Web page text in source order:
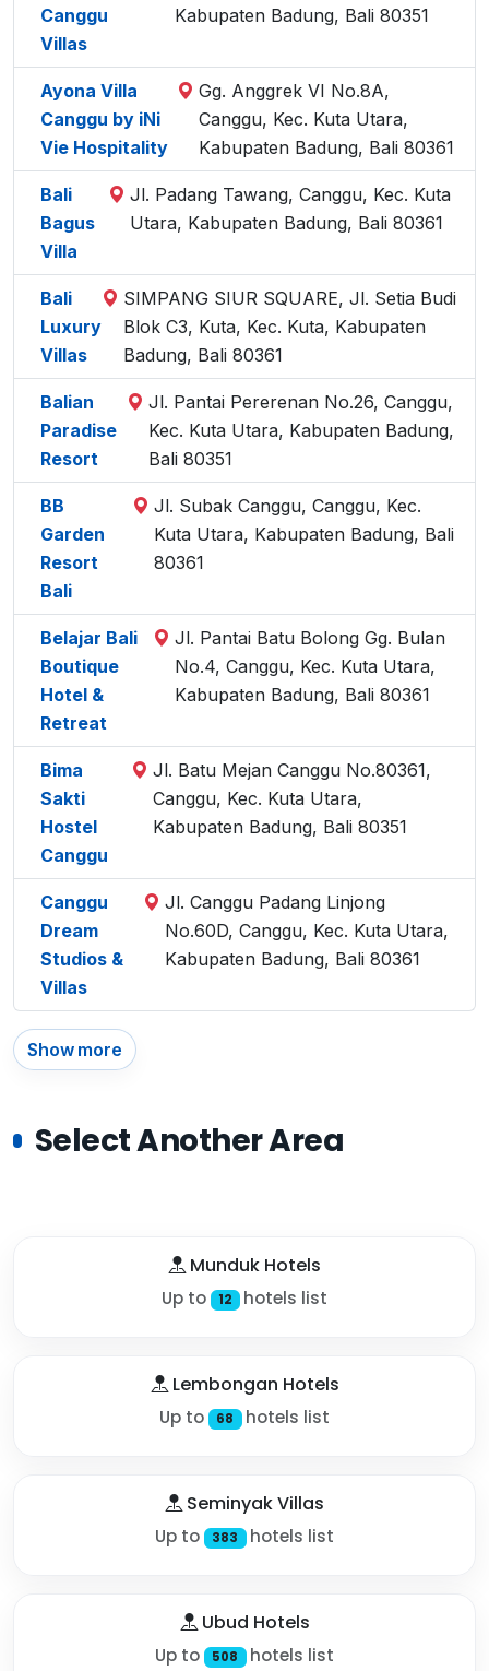
Canggu
Villas
Kabupaten Badung, Bali 80351
Ayona Villa
Canggu by iNi
Vie Hospitality
Gg. Anggrek VI No.8A,
Canggu, Kec. Kuta Utara,
Kabupaten Badung, Bali 80361
Bali
Bagus
Villa
Jl. Padang Tawang, Canggu, Kec. Kuta
Utara, Kabupaten Badung, Bali 80361
Bali
Luxury
Villas
SIMPANG SIUR SQUARE, Jl. Setia Budi
Blok C3, Kuta, Kec. Kuta, Kabupaten
Badung, Bali 80361
Balian
Paradise
Resort
Jl. Pantai Pererenan No.26, Canggu,
Kec. Kuta Utara, Kabupaten Badung,
Bali 80351
BB
Garden
Resort
Bali
Jl. Subak Canggu, Canggu, Kec.
Kuta Utara, Kabupaten Badung, Bali
80361
Belajar Bali
Boutique
Hotel &
Retreat
Jl. Pantai Batu Bolong Gg. Bulan
No.4, Canggu, Kec. Kuta Utara,
Kabupaten Badung, Bali 80361
Bima
Sakti
Hostel
Canggu
Jl. Batu Mejan Canggu No.80361,
Canggu, Kec. Kuta Utara,
Kabupaten Badung, Bali 80351
Canggu
Dream
Studios &
Villas
Jl. Canggu Padang Linjong
No.60D, Canggu, Kec. Kuta Utara,
Kabupaten Badung, Bali 80361
Show more
Select Another Area
Munduk Hotels
Up to 12 hotels list
Lembongan Hotels
Up to 68 hotels list
Seminyak Villas
Up to 383 hotels list
Ubud Hotels
Up to 508 hotels list